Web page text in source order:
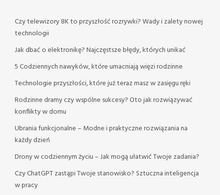
Czy telewizory 8K to przyszłość rozrywki? Wady i zalety nowej
technologii
Jak dbać o elektronikę? Najczęstsze błędy, których unikać
5 Codziennych nawyków, które umacniają więzi rodzinne
Technologie przyszłości, które już teraz masz w zasięgu ręki
Rodzinne dramy czy wspólne sukcesy? Oto jak rozwiązywać
konflikty w domu
Ubrania funkcjonalne – Modne i praktyczne rozwiązania na
każdy dzień
Drony w codziennym życiu – Jak mogą ułatwić Twoje zadania?
Czy ChatGPT zastąpi Twoje stanowisko? Sztuczna inteligencja
w pracy